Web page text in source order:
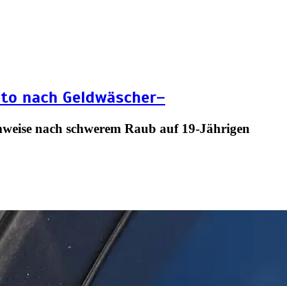
nach Geldwäscher–
nach schwerem Raub auf 19-Jährigen